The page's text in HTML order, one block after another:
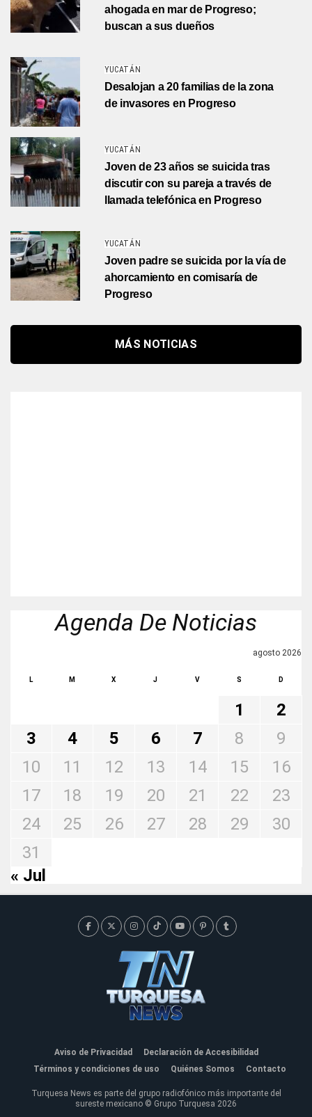
ahogada en mar de Progreso;
buscan a sus dueños
YUCATÁN
Desalojan a 20 familias de la zona
de invasores en Progreso
YUCATÁN
Joven de 23 años se suicida tras
discutir con su pareja a través de
llamada telefónica en Progreso
YUCATÁN
Joven padre se suicida por la vía de
ahorcamiento en comisaría de
Progreso
MÁS NOTICIAS
Agenda De Noticias
agosto 2026
L M X J V S D
1
2
3
4 5 6 7 8
9
10
11 12 13 14 15
16
17
18 19 20 21 22
23
24
25 26 27 28 29
30
31
« Jul
Aviso de Privacidad
Declaración de Accesibilidad
Términos y condiciones de uso
Quiénes Somos Contacto
Turquesa News es parte del grupo radiofónico más importante del
sureste mexicano © Grupo Turquesa 2026